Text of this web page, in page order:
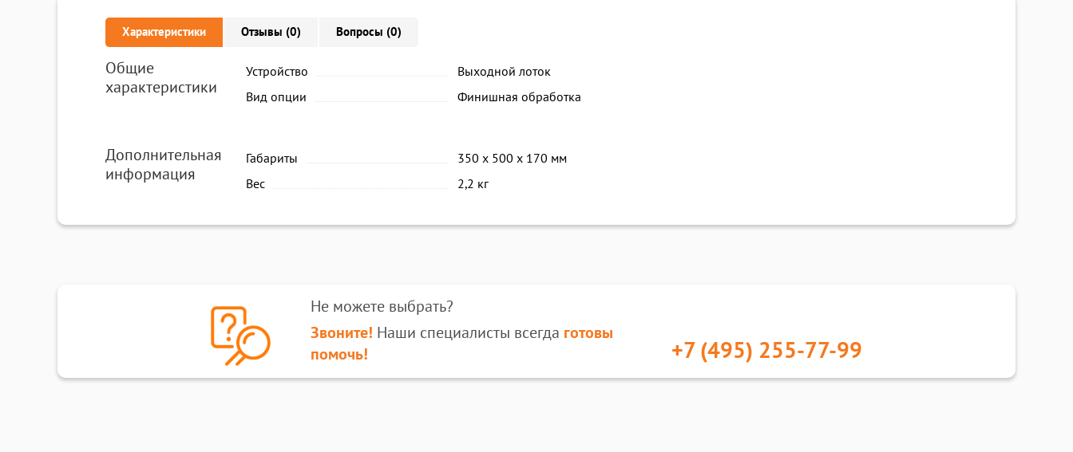
Характеристики Отзывы (0) Вопросы (0)
Общие
характеристики
Устройство
Выходной лоток
Вид опции
Финишная обработка
Дополнительная
информация
Габариты
350 x 500 x 170 мм
Вес
2,2 кг
Не можете выбрать?
Звоните! Наши специалисты всегда готовы
помочь!
+7 (495) 255-77-99